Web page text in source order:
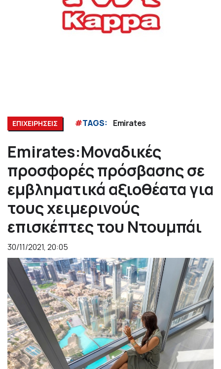
ΕΠΙΧΕΙΡΗΣΕΙΣ #TAGS: Emirates
Emirates:Μοναδικές
προσφορές πρόσβασης σε
εμβληματικά αξιοθέατα για
τους χειμερινούς
επισκέπτες του Ντουμπάι
30/11/2021, 20:05